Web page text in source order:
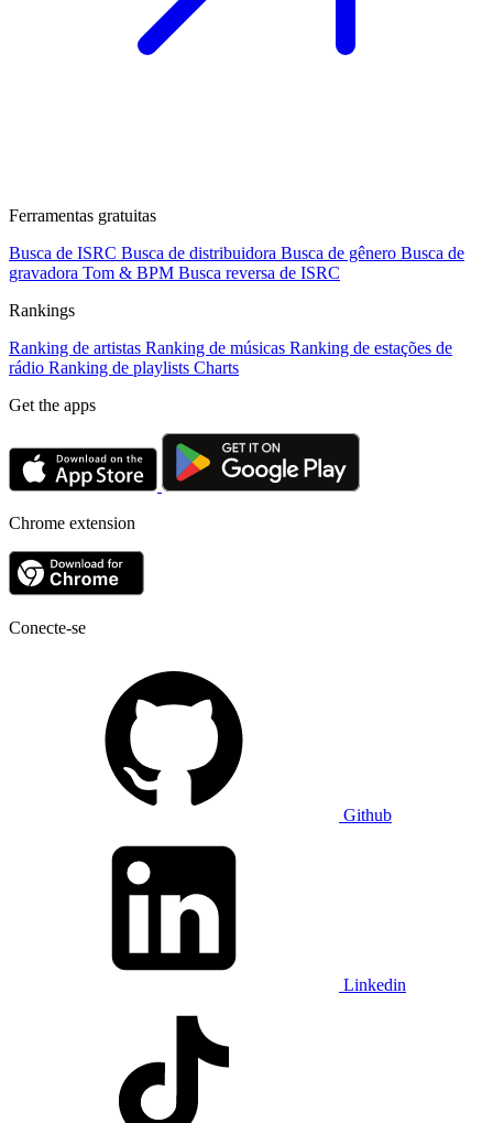
Ferramentas gratuitas
Busca de ISRC Busca de distribuidora Busca de gênero Busca de
gravadora Tom & BPM Busca reversa de ISRC
Rankings
Ranking de artistas Ranking de músicas Ranking de estações de
rádio Ranking de playlists Charts
Get the apps
Chrome extension
Conecte-se
Github
Linkedin